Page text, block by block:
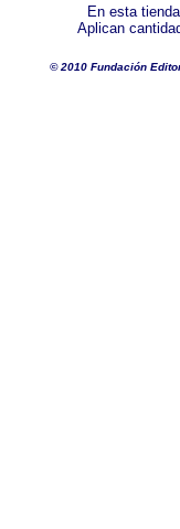
En esta
Aplican
© 2010 Fundación